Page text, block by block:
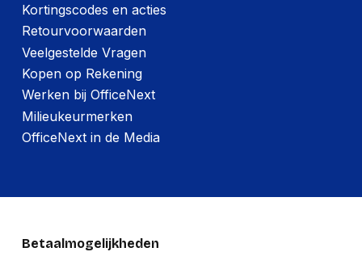
Batterijen inbegrepen
Meegeleverde
software
Afstandsbediening
inbegrepen
Geluidsniveau
Kortingscodes en acties
Retourvoorwaarden
Veelgestelde Vragen
Kopen op Rekening
Werken bij OfficeNext
Milieukeurmerken
OfficeNext in de Media
Betaalmogelijkheden